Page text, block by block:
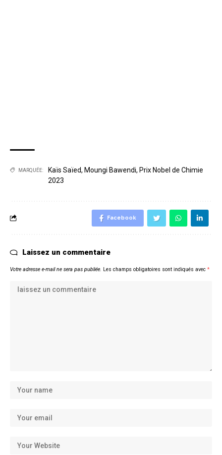
MARQUÉE: Kaïs Saïed, Moungi Bawendi, Prix Nobel de Chimie
2023
Facebook
Laissez un commentaire
Votre adresse e-mail ne sera pas publiée. Les champs obligatoires sont indiqués avec *